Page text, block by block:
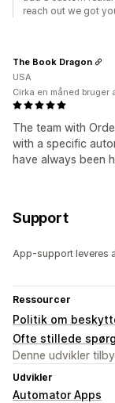
reach out we got
The team with
with a specific
have always been
The Book Dragon
USA
Cirka en måned bruger
Support
App-support leveres
Ressourcer
Politik om
Ofte stillede
Denne udvikler
Udvikler
Automator Apps